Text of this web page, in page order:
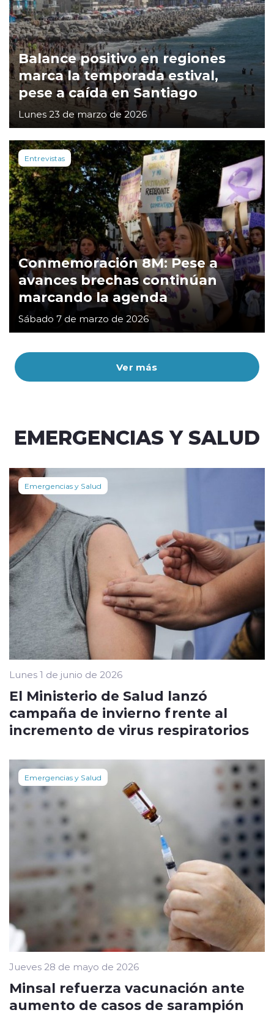
Ver más
Balance positivo en regiones
marca la temporada estival,
pese a caída en Santiago
Lunes 23 de marzo de 2026
Entrevistas
Conmemoración 8M: Pese a
avances brechas continúan
marcando la agenda
Sábado 7 de marzo de 2026
EMERGENCIAS Y SALUD
Emergencias y Salud
Lunes 1 de junio de 2026
El Ministerio de Salud lanzó
campaña de invierno frente al
incremento de virus respiratorios
Emergencias y Salud
Jueves 28 de mayo de 2026
Minsal refuerza vacunación ante
aumento de casos de sarampión